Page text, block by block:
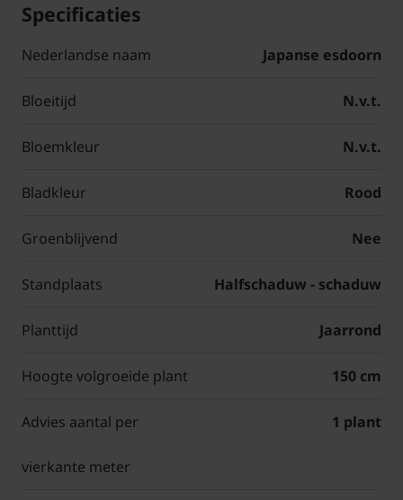
Specificaties
Nederlandse naam Japanse esdoorn
Bloeitijd N.v.t.
Bloemkleur N.v.t.
Bladkleur Rood
Groenblijvend Nee
Standplaats Halfschaduw - schaduw
Planttijd Jaarrond
Hoogte volgroeide plant 150 cm
Advies aantal per
vierkante meter
1 plant